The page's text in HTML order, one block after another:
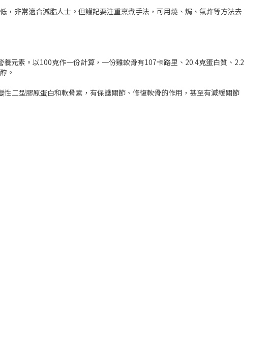
非常適合減脂人士。但謹記要注重烹煮手法，可用燒、焗、氣炸等方法去
元素。以100克作一份計算，一份雞軟骨有107卡路里、20.4克蛋白質、2.2
。
二型膠原蛋白和軟骨素，有保護關節、修復軟骨的作用，甚至有減緩關節